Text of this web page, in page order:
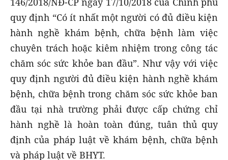
quy định “Có ít nhất một người có đủ điều kiện
hành nghề khám bệnh, chữa bệnh làm việc
chuyên trách hoặc kiêm nhiệm trong công tác
chăm sóc sức khỏe ban đầu”. Như vậy với việc
quy định người đủ điều kiện hành nghề khám
bệnh, chữa bệnh trong chăm sóc sức khỏe ban
đầu tại nhà trường phải được cấp chứng chỉ
hành nghề là hoàn toàn đúng, tuân thủ quy
định của pháp luật về khám bệnh, chữa bệnh
và pháp luật về BHYT.